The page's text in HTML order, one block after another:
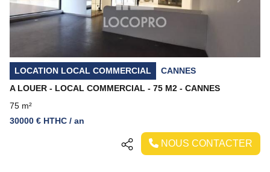
LOCATION LOCAL COMMERCIAL
CANNES
A LOUER - LOCAL COMMERCIAL - 75 M2 - CANNES
75 m²
30000 € HTHC / an
NOUS CONTACTER